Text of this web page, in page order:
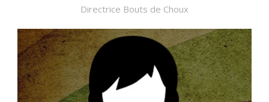
Directrice Bouts de Choux